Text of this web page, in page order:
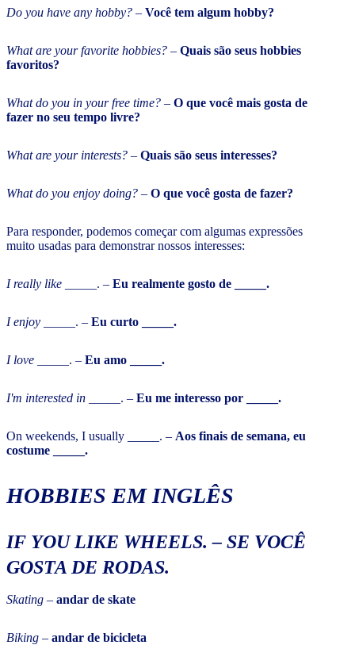
Do you have any hobby? – Você tem algum hobby?
What are your favorite hobbies? – Quais são seus hobbies
favoritos?
What do you in your free time? – O que você mais gosta de
fazer no seu tempo livre?
What are your interests? – Quais são seus interesses?
What do you enjoy doing? – O que você gosta de fazer?
Para responder, podemos começar com algumas expressões
muito usadas para demonstrar nossos interesses:
I really like _____ . – Eu realmente gosto de _____.
I enjoy _____ . – Eu curto _____.
I love _____ . – Eu amo _____.
I'm interested in ____ _. – Eu me interesso por _____.
On weekends, I usually _____. – Aos finais de semana, eu
costume _____.
HOBBIES EM INGLÊS
IF YOU LIKE WHEELS. – SE VOCÊ
GOSTA DE RODAS.
Skating – andar de skate
Biking – andar de bicicleta